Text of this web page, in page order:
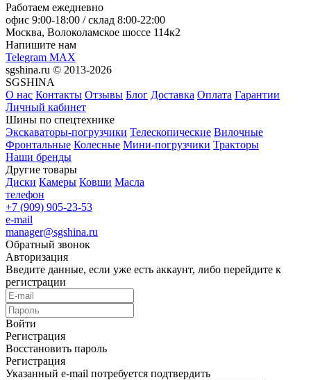
Работаем ежедневно
офис 9:00-18:00 / склад 8:00-22:00
Москва, Волоколамское шоссе 114к2
Напишите нам
Telegram MAX
sgshina.ru © 2013-2026
SGSHINA
О нас Контакты Отзывы Блог Доставка Оплата Гарантии
Личный кабинет
Шины по спецтехнике
Экскаваторы-погрузчики Телескопические Вилочные
Фронтальные Колесные Мини-погрузчики Тракторы
Наши бренды
Другие товары
Диски Камеры Ковши Масла
телефон
+7 (909) 905-23-53
e-mail
manager@sgshina.ru
Обратный звонок
Авторизация
Введите данные, если уже есть аккаунт, либо перейдите к
регистрации
Войти
Регистрация
Восстановить пароль
Регистрация
Указанный e-mail потребуется подтвердить